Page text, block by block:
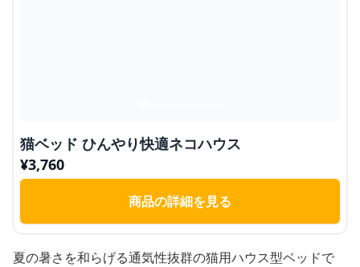
猫ベッド ひんやり快適ネコハウス
¥3,760
商品の詳細を見る
夏の暑さを和らげる通気性抜群の猫用ハウス型ベッドで